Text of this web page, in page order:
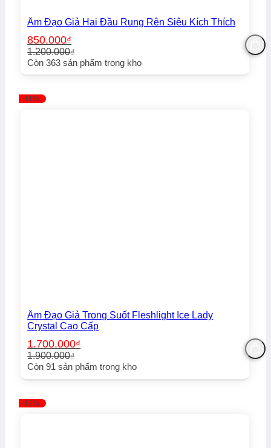
Âm Đạo Giả Hai Đầu Rung Rên Siêu Kích Thích
1.200.000₫
Giá
1.200.000₫.
850.000₫
Giá
là:
850.000₫.
Còn363 sản phẩm trong kho
-11%
Âm Đạo Giả Trong Suốt Fleshlight Ice Lady
Crystal Cao Cấp
1.900.000₫
Giá
1.900.000₫.
1.700.000₫
Giá
là:
1.700.000₫.
Còn91 sản phẩm trong kho
-12%